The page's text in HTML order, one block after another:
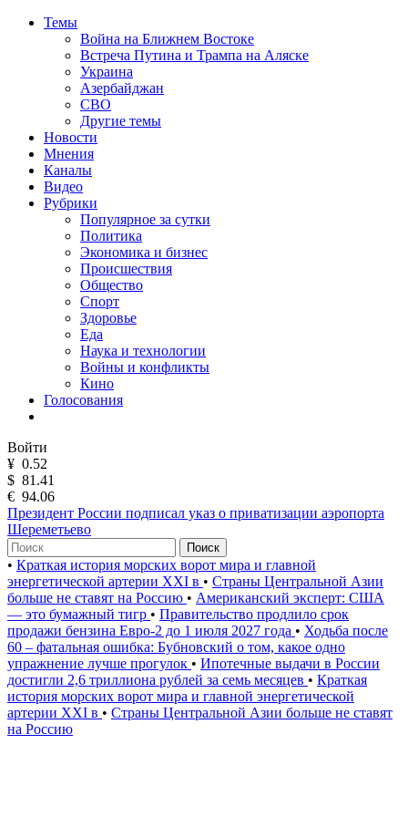
Темы
Война на Ближнем Востоке
Встреча Путина и Трампа на Аляске
Украина
Азербайджан
СВО
Другие темы
Новости
Мнения
Каналы
Видео
Рубрики
Популярное за сутки
Политика
Экономика и бизнес
Происшествия
Общество
Спорт
Здоровье
Еда
Наука и технологии
Войны и конфликты
Кино
Голосования
Войти
¥ 0.52
$ 81.41
€ 94.06
Президент России подписал указ о приватизации аэропорта
Шереметьево
Поиск
• Краткая история морских ворот мира и главной
энергетической артерии XXI в • Страны Центральной Азии
больше не ставят на Россию • Американский эксперт: США
— это бумажный тигр • Правительство продлило срок
продажи бензина Евро-2 до 1 июля 2027 года • Ходьба после
60 – фатальная ошибка: Бубновский о том, какое одно
упражнение лучше прогулок • Ипотечные выдачи в России
достигли 2,6 триллиона рублей за семь месяцев • Краткая
история морских ворот мира и главной энергетической
артерии XXI в • Страны Центральной Азии больше не ставят
на Россию